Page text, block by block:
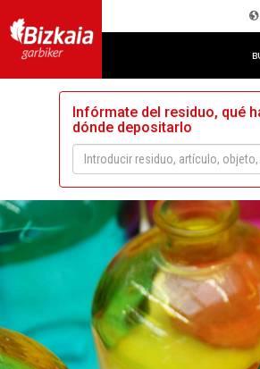
Infórmate del residuo, qué
dónde depositarlo